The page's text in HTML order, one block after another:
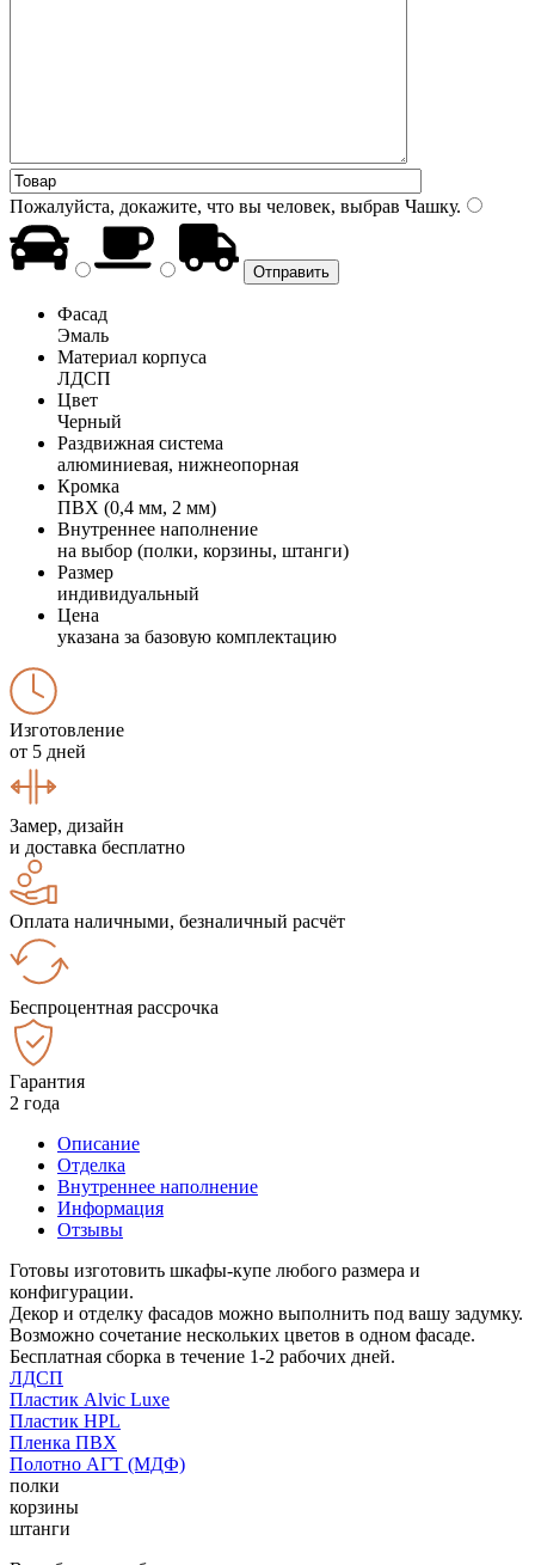
Пожалуйста, докажите, что вы человек, выбрав Чашку.
Фасад
Эмаль
Материал корпуса
ЛДСП
Цвет
Черный
Раздвижная система
алюминиевая, нижнеопорная
Кромка
ПВХ (0,4 мм, 2 мм)
Внутреннее наполнение
на выбор (полки, корзины, штанги)
Размер
индивидуальный
Цена
указана за базовую комплектацию
Изготовление
от 5 дней
Замер, дизайн
и доставка бесплатно
Оплата наличными, безналичный расчёт
Беспроцентная рассрочка
Гарантия
2 года
Описание
Отделка
Внутреннее наполнение
Информация
Отзывы
Готовы изготовить шкафы-купе любого размера и
конфигурации.
Декор и отделку фасадов можно выполнить под вашу задумку.
Возможно сочетание нескольких цветов в одном фасаде.
Бесплатная сборка в течение 1-2 рабочих дней.
ЛДСП
Пластик Alvic Luxe
Пластик HPL
Пленка ПВХ
Полотно АГТ (МДФ)
полки
корзины
штанги